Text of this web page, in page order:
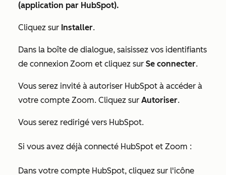
(application par HubSpot).
Cliquez sur Installer.
Dans la boîte de dialogue, saisissez vos identifiants
de connexion Zoom et cliquez sur Se connecter.
Vous serez invité à autoriser HubSpot à accéder à
votre compte Zoom. Cliquez sur Autoriser.
Vous serez redirigé vers HubSpot.
Si vous avez déjà connecté HubSpot et Zoom :
Dans votre compte HubSpot, cliquez sur l'icône